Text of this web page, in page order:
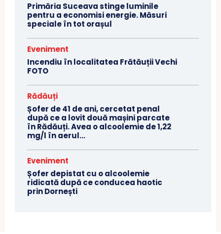
Primăria Suceava stinge luminile
pentru a economisi energie. Măsuri
speciale în tot orașul
Eveniment
Incendiu în localitatea Frătăuții Vechi
FOTO
Rădăuți
Șofer de 41 de ani, cercetat penal
după ce a lovit două mașini parcate
în Rădăuți. Avea o alcoolemie de 1,22
mg/l în aerul...
Eveniment
Șofer depistat cu o alcoolemie
ridicată după ce conducea haotic
prin Dornești